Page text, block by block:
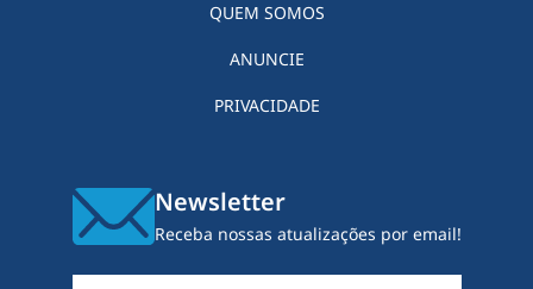
QUEM SOMOS
ANUNCIE
PRIVACIDADE
Newsletter
Receba nossas atualizações por email!